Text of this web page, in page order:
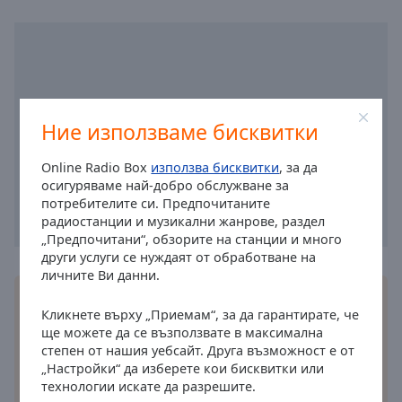
Ние използваме бисквитки
Online Radio Box използва бисквитки, за да
осигуряваме най-добро обслужване за
потребителите си. Предпочитаните
радиостанции и музикални жанрове, раздел
„Предпочитани“, обзорите на станции и много
други услуги се нуждаят от обработване на
личните Ви данни.
Кликнете върху „Приемам“, за да гарантирате, че
ще можете да се възползвате в максимална
степен от нашия уебсайт. Друга възможност е от
„Настройки“ да изберете кои бисквитки или
технологии искате да разрешите.
window.
Opacity
Background
Opacity
Radio Box за вашия смартфон и слушайте
любимите си радиостанции онлайн където и да
се намирате!